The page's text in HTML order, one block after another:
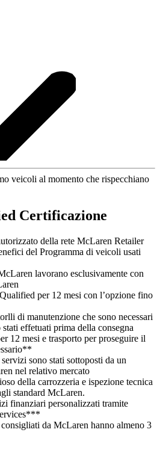
veicoli al momento che rispecchiano
Certificazione
della rete McLaren Retailer
del Programma di veicoli usati
lavorano esclusivamente con
per 12 mesi con l’opzione fino
di manutenzione che sono necessari
effetuati prima della consegna
12 mesi e trasporto per proseguire il
sono stati sottoposti da un
nel relativo mercato
della carrozzeria e ispezione tecnica
standard McLaren.
finanziari personalizzati tramite
da McLaren hanno almeno 3